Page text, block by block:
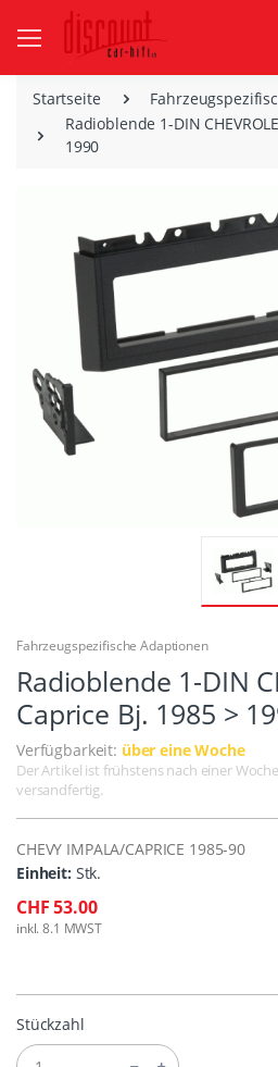
Startseite
Radioblende 1-DIN
1990
Fahrzeugspezifische Adaptionen
Radioblende 1-DIN
Caprice Bj. 1985 >
Verfügbarkeit: über eine Woche
Der Artikel ist frühstens nach einer
versandfertig.
CHEVY IMPALA/CAPRICE 1985-90
Einheit: Stk.
CHF 53.00
inkl. 8.1 MWST
Stückzahl